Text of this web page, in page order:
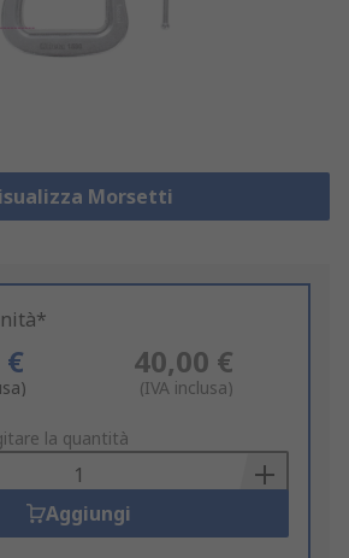
Morsetti
40,00 €
(IVA inclusa)
la quantità
Aggiungi